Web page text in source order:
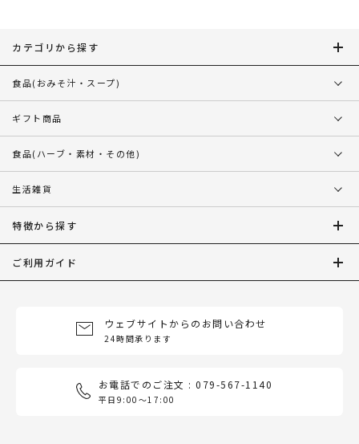
カテゴリから探す
食品(おみそ汁・スープ)
ギフト商品
食品(ハーブ・素材・その他)
生活雑貨
特徴から探す
ご利用ガイド
ウェブサイトからのお問い合わせ
24時間承ります
お電話でのご注文 : 079-567-1140
平日9:00〜17:00